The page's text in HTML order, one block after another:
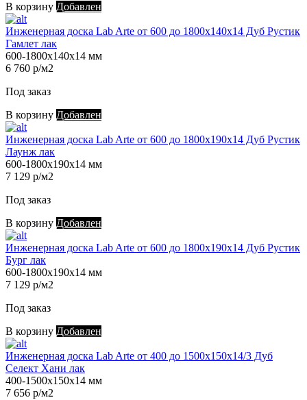
В корзину Добавлен
Инженерная доска Lab Arte от 600 до 1800х140х14 Дуб Рустик
Гамлет лак
600-1800х140х14 мм
6 760 р/м2
Под заказ
В корзину Добавлен
Инженерная доска Lab Arte от 600 до 1800х190х14 Дуб Рустик
Лаунж лак
600-1800х190х14 мм
7 129 р/м2
Под заказ
В корзину Добавлен
Инженерная доска Lab Arte от 600 до 1800х190х14 Дуб Рустик
Бург лак
600-1800х190х14 мм
7 129 р/м2
Под заказ
В корзину Добавлен
Инженерная доска Lab Arte от 400 до 1500х150х14/3 Дуб
Селект Хани лак
400-1500х150х14 мм
7 656 р/м2